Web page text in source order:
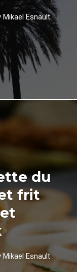
Mikael Esnault
du
frit
Mikael Esnault